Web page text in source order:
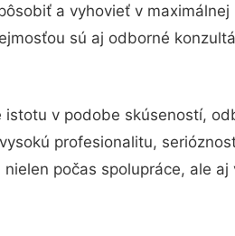
a vyhovieť v
sú aj odborné
istotu v podobe skúseností,
profesionalitu,
počas spolupráce, ale